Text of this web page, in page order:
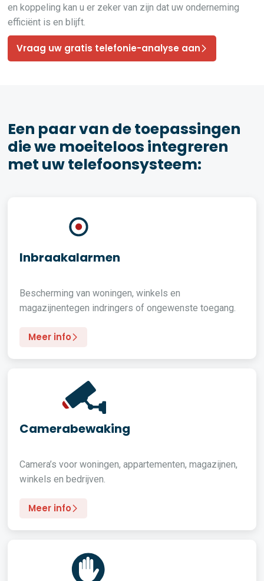
en koppeling kan u er zeker van zijn dat uw onderneming
efficiënt is en blijft.
Vraag uw gratis telefonie-analyse aan
Een paar van de toepassingen
die we moeiteloos integreren
met uw telefoonsysteem:
Inbraakalarmen
Bescherming van woningen, winkels en
magazijnentegen indringers of ongewenste toegang.
Meer info
Camerabewaking
Camera’s voor woningen, appartementen, magazijnen,
winkels en bedrijven.
Meer info